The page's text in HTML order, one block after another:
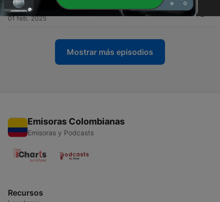
5 - Die Herbert Haider Story
01 feb. 2025
Mostrar más episodios
Emisoras Colombianas
Emisoras y Podcasts
Recursos